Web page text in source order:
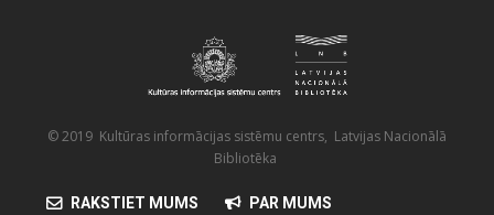
© 2019 Kultūras informācijas sistēmu centrs, Latvijas Nacionālā
Bibliotēka
RAKSTIET MUMS PAR MUMS